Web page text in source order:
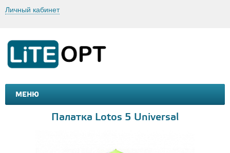
Личный кабинет
МЕНЮ
МАШИНКИ И МОТОЦИКЛЫ
Палатка Lotos 5 Universal